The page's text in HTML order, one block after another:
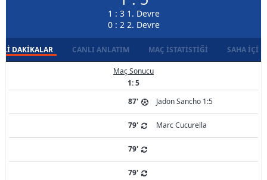
1 : 3 1. Devre
0 : 2 2. Devre
DAKIKALAR CANLI ANLATIM MAÇ İSTATISTIĞI SAHA İÇI
Maç Sonucu
1: 5
87'
Jadon Sancho 1:5
79' Marc Cucurella
79'
79'